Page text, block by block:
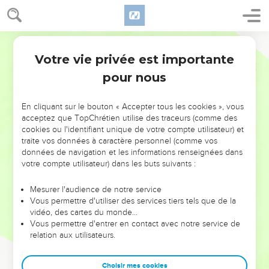
NE MANQUEZ PAS L’ÉVÉNEMENT
DE L’ANNÉE !
ET SI LEURS ERREURS POUVAIENT VOUS ÉVITER LES
VOTRES ?
leur foi ou leur vision. Mais on voit moins les doutes, les erreurs
et les saisons difficiles qu'ils ont traversés, alors même que ce
sont elles qui les ont façonnés.
Dans cette conférence, leaders, entrepreneurs, et responsables
clés pour avancer avec plus de sagesse afin que leurs erreurs
Votre vie privée est importante
pour nous
En cliquant sur le bouton « Accepter tous les cookies », vous
acceptez que TopChrétien utilise des traceurs (comme des
cookies ou l'identifiant unique de votre compte utilisateur) et
traite vos données à caractère personnel (comme vos
données de navigation et les informations renseignées dans
votre compte utilisateur) dans les buts suivants :
Mesurer l'audience de notre service
Vous permettre d'utiliser des services tiers tels que de la
vidéo, des cartes du monde…
Vous permettre d'entrer en contact avec notre service de
relation aux utilisateurs.
Choisir mes cookies